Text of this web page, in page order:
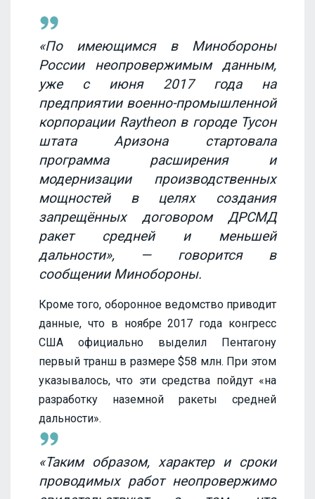
«По имеющимся в Минобороны
России неопровержимым данным,
уже с июня 2017 года на
предприятии военно-промышленной
корпорации Raytheon в городе Тусон
штата Аризона стартовала
программа расширения и
модернизации производственных
мощностей в целях создания
запрещённых договором ДРСМД
ракет средней и меньшей
дальности», — говорится в
сообщении Минобороны.
Кроме того, оборонное ведомство приводит
данные, что в ноябре 2017 года конгресс
США официально выделил Пентагону
первый транш в размере $58 млн. При этом
указывалось, что эти средства пойдут «на
разработку наземной ракеты средней
дальности».
«Таким образом, характер и сроки
проводимых работ неопровержимо